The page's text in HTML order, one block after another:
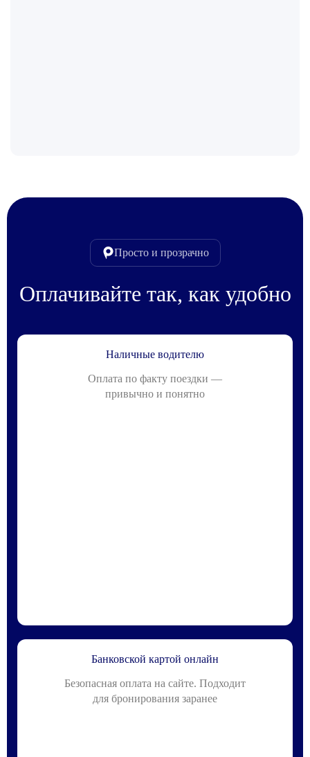
Просто и прозрачно
Оплачивайте так, как удобно
Наличные водителю
Оплата по факту поездки —
привычно и понятно
Банковской картой онлайн
Безопасная оплата на сайте. Подходит
для бронирования заранее